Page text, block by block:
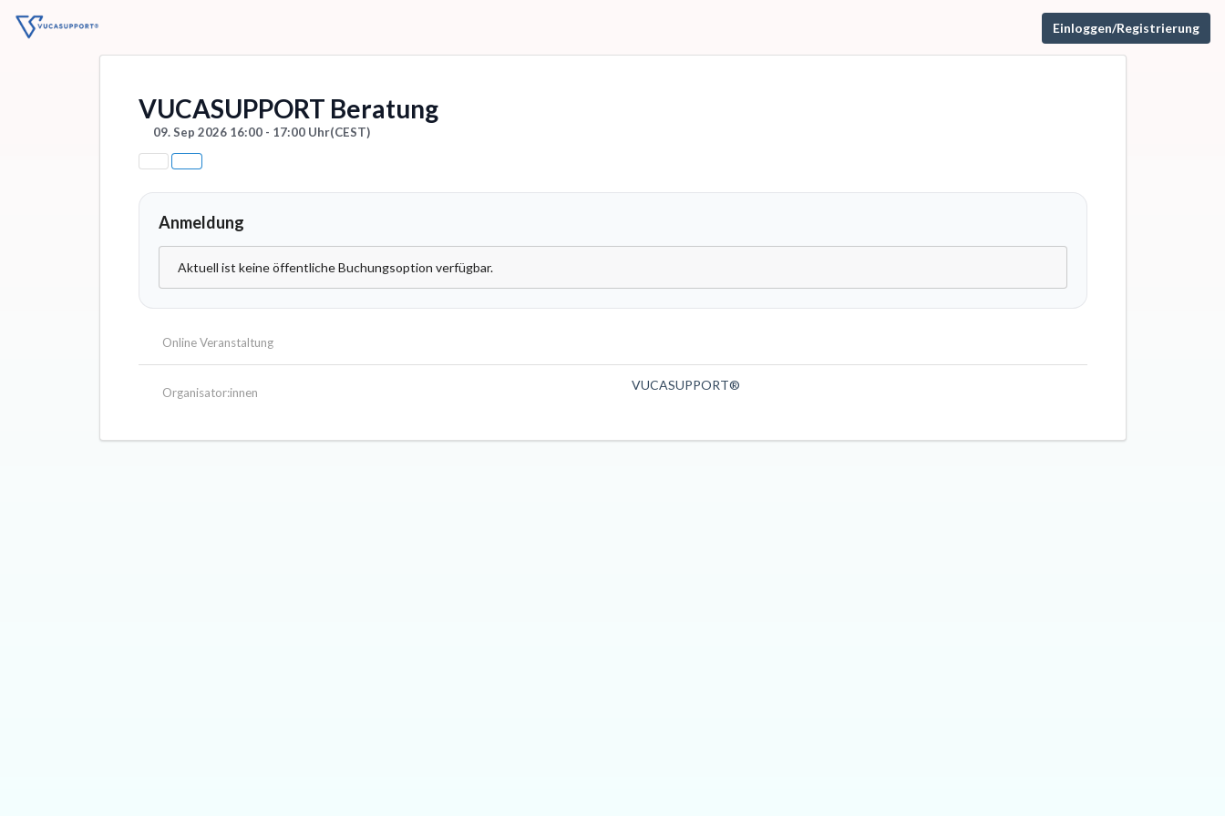
Einloggen/Registrierung
VUCASUPPORT Beratung
09. Sep 2026 16:00 - 17:00 Uhr(CEST)
Anmeldung
Aktuell ist keine öffentliche Buchungsoption verfügbar.
Online Veranstaltung
Organisator:innen VUCASUPPORT®